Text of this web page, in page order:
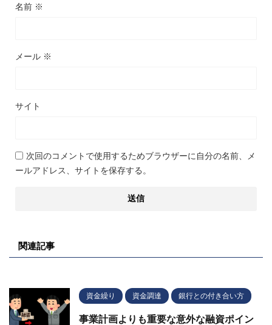
名前 ※
メール ※
サイト
次回のコメントで使用するためブラウザーに自分の名前、メ
ールアドレス、サイトを保存する。
関連記事
資金繰り 資金調達 銀行との付き合い方
事業計画よりも重要な意外な融資ポイン